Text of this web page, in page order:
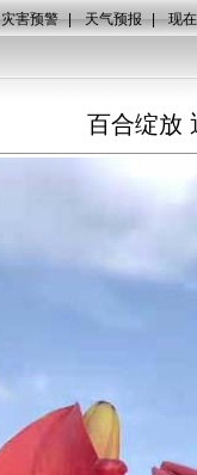
灾害预警 | 天气预报 | 现
百合绽放